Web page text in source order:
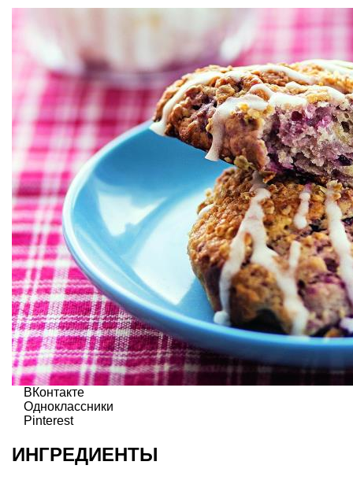
ВКонтакте
Одноклассники
Pinterest
ИНГРЕДИЕНТЫ